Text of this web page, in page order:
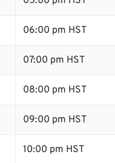
06:00 pm HST
07:00 pm HST
08:00 pm HST
09:00 pm HST
10:00 pm HST